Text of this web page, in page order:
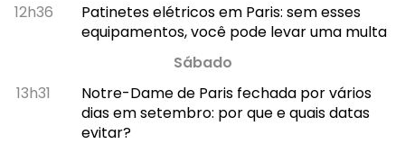
12h36
Patinetes elétricos em Paris: sem esses
equipamentos, você pode levar uma multa
Sábado
13h31
Notre-Dame de Paris fechada por vários
dias em setembro: por que e quais datas
evitar?